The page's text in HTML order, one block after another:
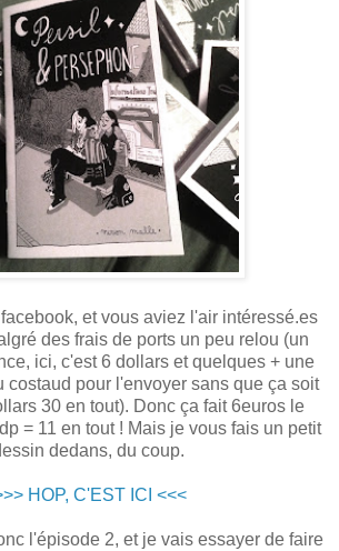
et vous aviez l'air intéressé.es
des frais de ports un peu relou (un
ici, c'est 6 dollars et quelques + une
costaud pour l'envoyer sans que ça soit
30 en tout). Donc ça fait 6euros le
= 11 en tout ! Mais je vous fais un petit
dedans, du coup.
HOP, C'EST ICI <<<
l'épisode 2, et je vais essayer de faire